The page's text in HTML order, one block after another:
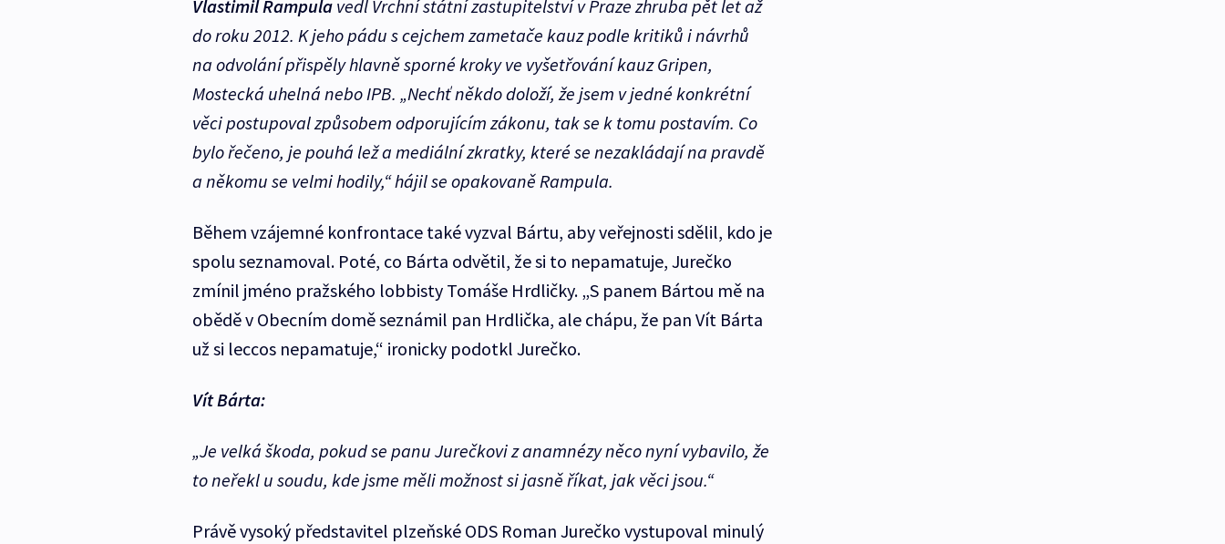
Vlastimil Rampulavedl Vrchní státní zastupitelství v Praze zhruba pět let až
do roku 2012. K jeho pádu s cejchem zametače kauz podle kritiků i návrhů
na odvolání přispěly hlavně sporné kroky ve vyšetřování kauz Gripen,
Mostecká uhelná nebo IPB. „Nechť někdo doloží, že jsem v jedné konkrétní
věci postupoval způsobem odporujícím zákonu, tak se k tomu postavím. Co
bylo řečeno, je pouhá lež a mediální zkratky, které se nezakládají na pravdě
a někomu se velmi hodily,“ hájil se opakovaně Rampula.
Během vzájemné konfrontace také vyzval Bártu, aby veřejnosti sdělil, kdo je
spolu seznamoval. Poté, co Bárta odvětil, že si to nepamatuje, Jurečko
zmínil jméno pražského lobbisty Tomáše Hrdličky. „S panem Bártou mě na
obědě v Obecním domě seznámil pan Hrdlička, ale chápu, že pan Vít Bárta
už si leccos nepamatuje,“ ironicky podotkl Jurečko.
Vít Bárta:
„Je velká škoda, pokud se panu Jurečkovi z anamnézy něco nyní vybavilo, že
to neřekl u soudu, kde jsme měli možnost si jasně říkat, jak věci jsou.“
Právě vysoký představitel plzeňské ODS Roman Jurečko vystupoval minulý